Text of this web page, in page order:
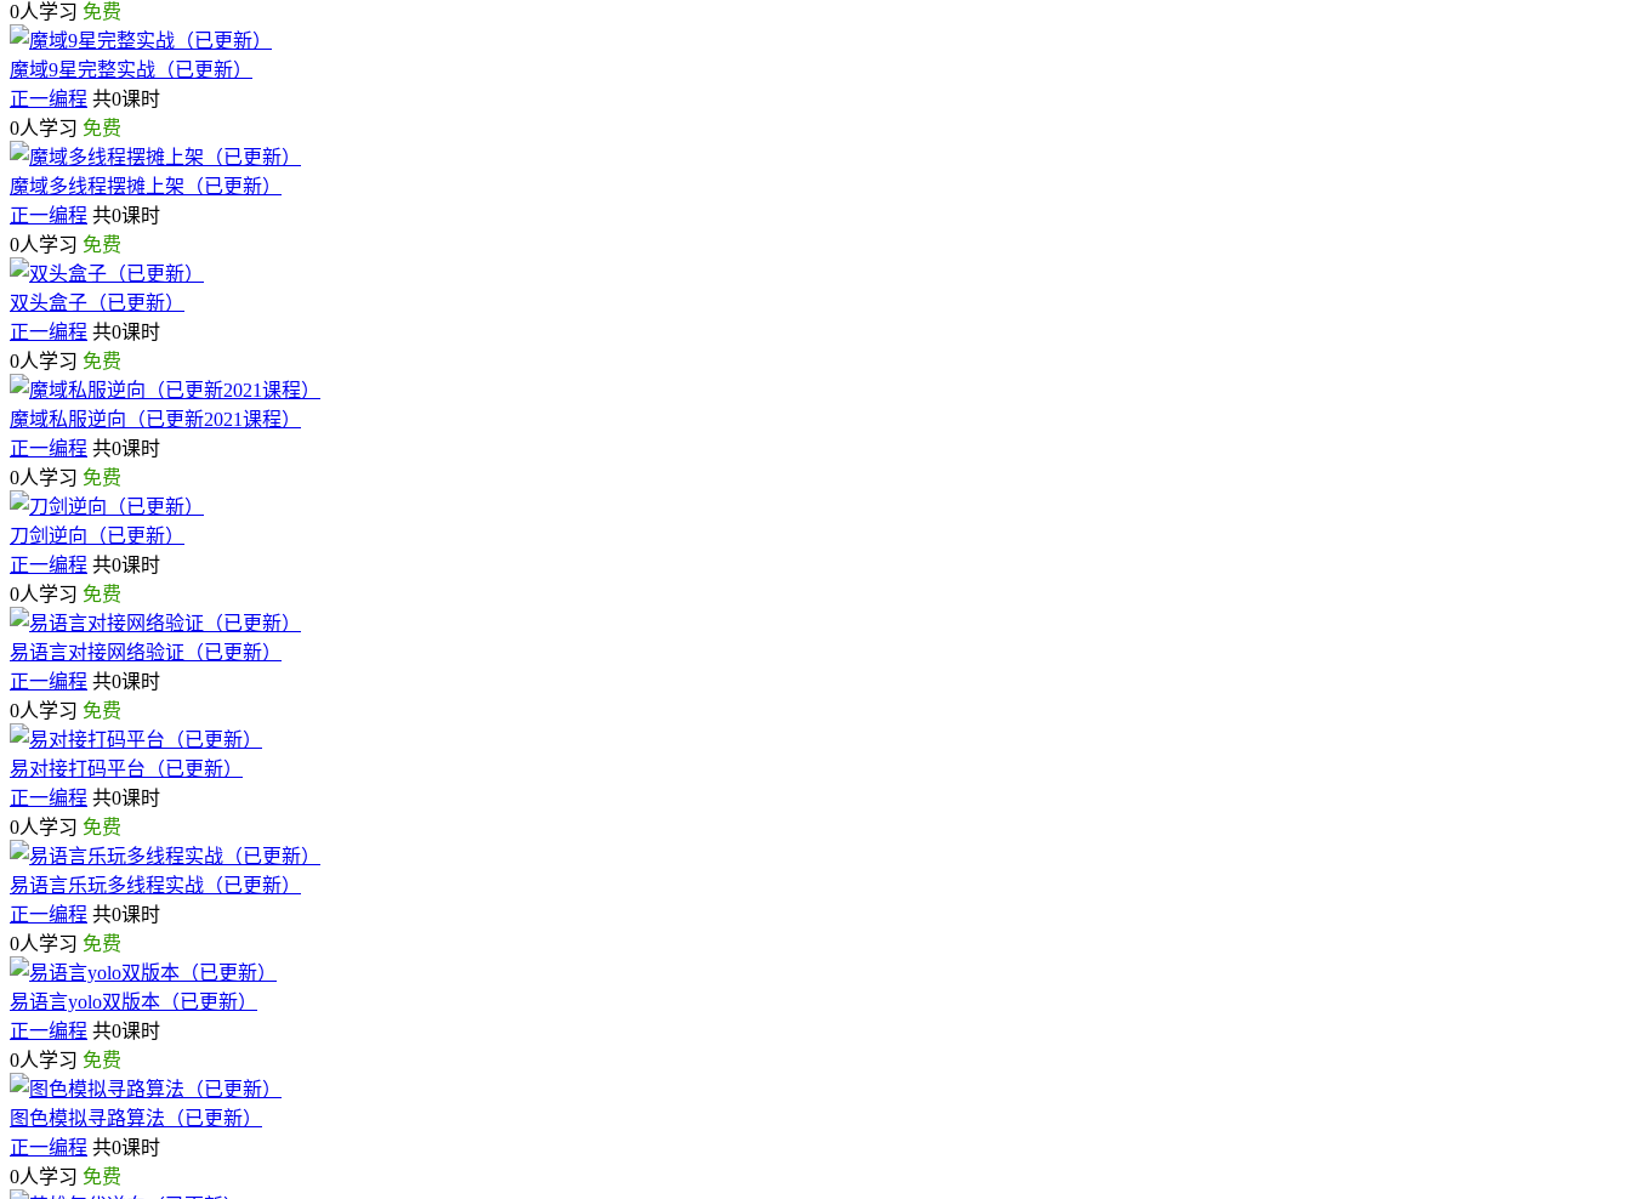
0人学习 免费
魔域9星完整实战（已更新）
正一编程 共0课时
0人学习 免费
魔域多线程摆摊上架（已更新）
正一编程 共0课时
0人学习 免费
双头盒子（已更新）
正一编程 共0课时
0人学习 免费
魔域私服逆向（已更新2021课程）
正一编程 共0课时
0人学习 免费
刀剑逆向（已更新）
正一编程 共0课时
0人学习 免费
易语言对接网络验证（已更新）
正一编程 共0课时
0人学习 免费
易对接打码平台（已更新）
正一编程 共0课时
0人学习 免费
易语言乐玩多线程实战（已更新）
正一编程 共0课时
0人学习 免费
易语言yolo双版本（已更新）
正一编程 共0课时
0人学习 免费
图色模拟寻路算法（已更新）
正一编程 共0课时
0人学习 免费